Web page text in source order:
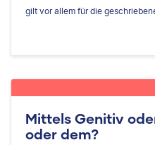
gilt vor allem für die
Mittels Genitiv
oder dem?